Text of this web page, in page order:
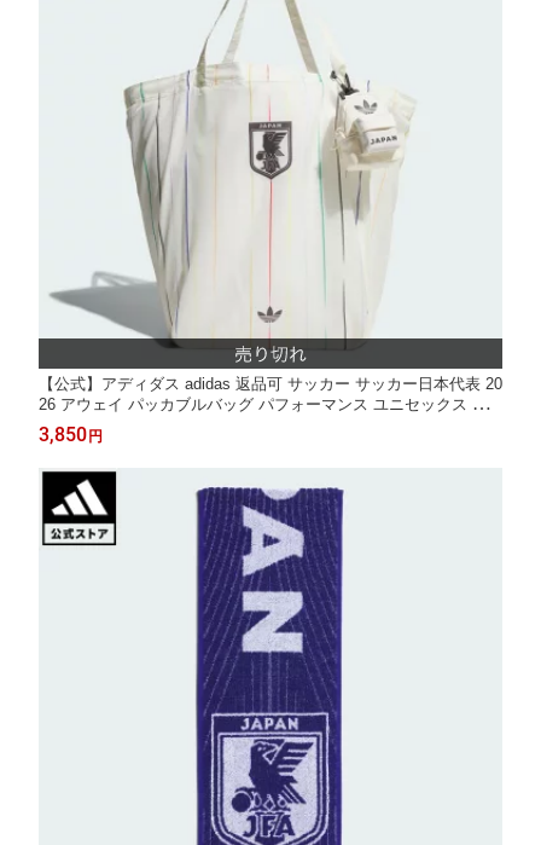
【公式】アディダス adidas 返品可 サッカー サッカー日本代表 20
26 アウェイ パッカブルバッグ パフォーマンス ユニセックス ア
クセサリー バッグ・カバン 白 ホワイト KC0756
3,850 円